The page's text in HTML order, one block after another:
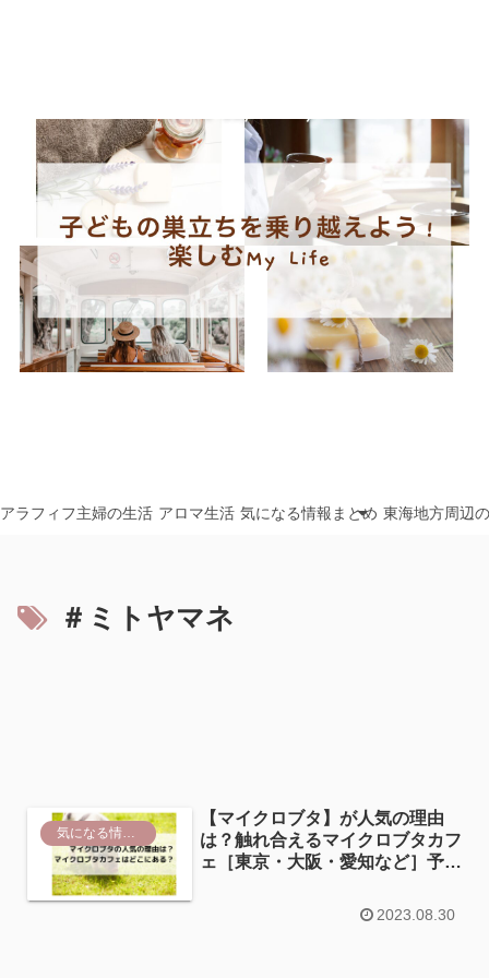
アラフィフ主婦の生活 アロマ生活 気になる情報まとめ 東海地方周辺
＃ミトヤマネ
気になる情報まとめ
【マイクロブタ】が人気の理由
は？触れ合えるマイクロブタカフ
ェ［東京・大阪・愛知など］予
2023.08.30